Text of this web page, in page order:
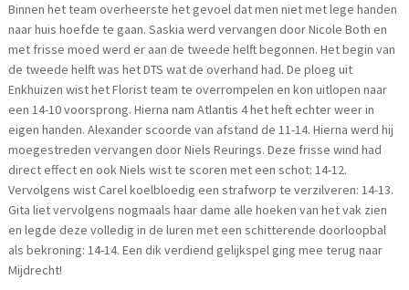
Binnen het team overheerste het gevoel dat men niet met lege handen
naar huis hoefde te gaan. Saskia werd vervangen door Nicole Both en
met frisse moed werd er aan de tweede helft begonnen. Het begin van
de tweede helft was het DTS wat de overhand had. De ploeg uit
Enkhuizen wist het Florist team te overrompelen en kon uitlopen naar
een 14-10 voorsprong. Hierna nam Atlantis 4 het heft echter weer in
eigen handen. Alexander scoorde van afstand de 11-14. Hierna werd hij
moegestreden vervangen door Niels Reurings. Deze frisse wind had
direct effect en ook Niels wist te scoren met een schot: 14-12.
Vervolgens wist Carel koelbloedig een strafworp te verzilveren: 14-13.
Gita liet vervolgens nogmaals haar dame alle hoeken van het vak zien
en legde deze volledig in de luren met een schitterende doorloopbal
als bekroning: 14-14. Een dik verdiend gelijkspel ging mee terug naar
Mijdrecht!